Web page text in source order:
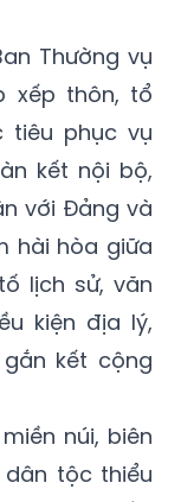
Thường vụ
xếp thôn, tổ
tiêu phục vụ
kết nội bộ,
với Đảng và
hài hòa giữa
lịch sử, văn
kiện địa lý,
kết cộng
núi, biên
tộc thiểu